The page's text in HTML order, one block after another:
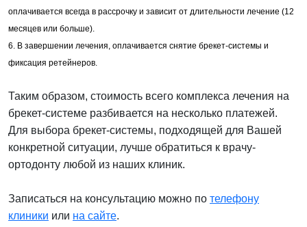
оплачивается всегда в рассрочку и зависит от длительности лечение (12
месяцев или больше).
6. В завершении лечения, оплачивается снятие брекет-системы и
фиксация ретейнеров.
Таким образом, стоимость всего комплекса лечения на
брекет-системе разбивается на несколько платежей.
Для выбора брекет-системы, подходящей для Вашей
конкретной ситуации, лучше обратиться к врачу-
ортодонту любой из наших клиник.
Записаться на консультацию можно по телефону
клиники или на сайте.